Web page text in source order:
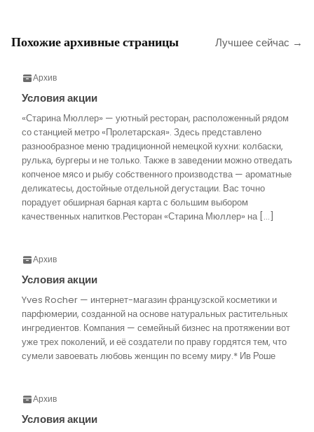
Похожие архивные страницы Лучшее сейчас →
Архив
Условия акции
«Старина Мюллер» — уютный ресторан, расположенный рядом
со станцией метро «Пролетарская». Здесь представлено
разнообразное меню традиционной немецкой кухни: колбаски,
рулька, бургеры и не только. Также в заведении можно отведать
копченое мясо и рыбу собственного производства — ароматные
деликатесы, достойные отдельной дегустации. Вас точно
порадует обширная барная карта с большим выбором
качественных напитков.Ресторан «Старина Мюллер» на […]
Архив
Условия акции
Yves Rocher — интернет-магазин французской косметики и
парфюмерии, созданной на основе натуральных растительных
ингредиентов. Компания — семейный бизнес на протяжении вот
уже трех поколений, и её создатели по праву гордятся тем, что
сумели завоевать любовь женщин по всему миру.* Ив Роше
Архив
Условия акции